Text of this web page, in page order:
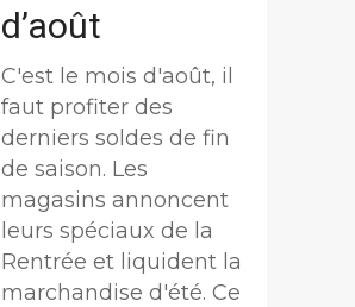
d’août
C'est le mois d'août, il
faut profiter des
derniers soldes de fin
de saison. Les
magasins annoncent
leurs spéciaux de la
Rentrée et liquident la
marchandise d'été. Ce